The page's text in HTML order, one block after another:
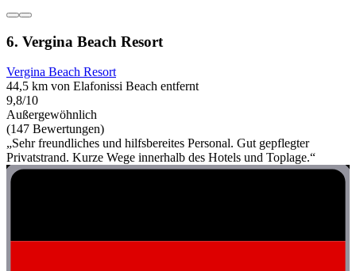
6. Vergina Beach Resort
Vergina Beach Resort
44,5 km von Elafonissi Beach entfernt
9,8/10
Außergewöhnlich
(147 Bewertungen)
„Sehr freundliches und hilfsbereites Personal. Gut gepflegter
Privatstrand. Kurze Wege innerhalb des Hotels und Toplage.“